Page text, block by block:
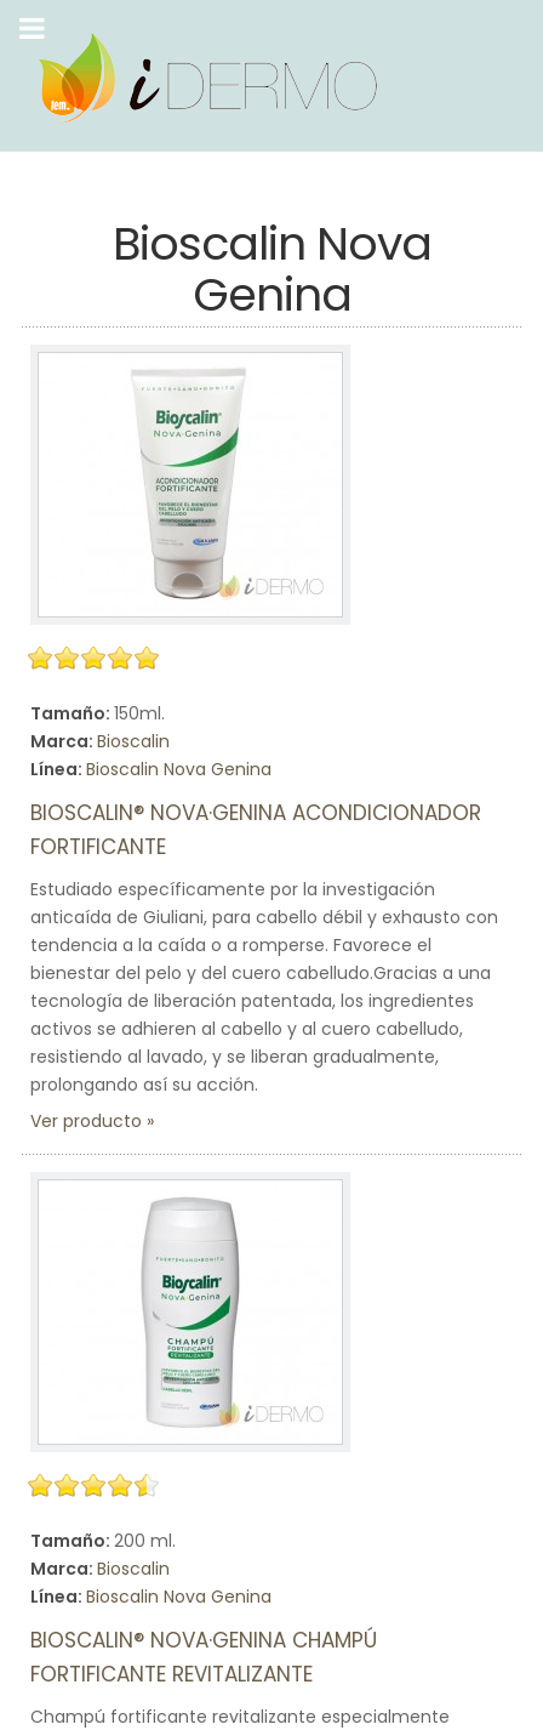
Bioscalin Nova
Genina
Tamaño: 150ml.
Marca: Bioscalin
Línea: Bioscalin Nova Genina
BIOSCALIN® NOVA·GENINA ACONDICIONADOR
FORTIFICANTE
Estudiado específicamente por la investigación
anticaída de Giuliani, para cabello débil y exhausto con
tendencia a la caída o a romperse. Favorece el
bienestar del pelo y del cuero cabelludo.Gracias a una
tecnología de liberación patentada, los ingredientes
activos se adhieren al cabello y al cuero cabelludo,
resistiendo al lavado, y se liberan gradualmente,
prolongando así su acción.
Ver producto
Tamaño: 200 ml.
Marca: Bioscalin
Línea: Bioscalin Nova Genina
BIOSCALIN® NOVA·GENINA CHAMPÚ
FORTIFICANTE REVITALIZANTE
Champú fortificante revitalizante especialmente